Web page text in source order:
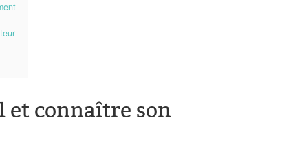
et connaître son